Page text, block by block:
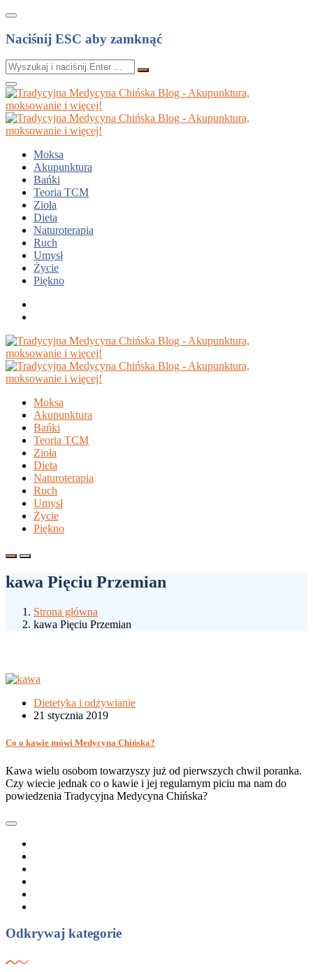
Naciśnij ESC aby zamknąć
Moksa
Akupunktura
Bańki
Teoria TCM
Zioła
Dieta
Naturoterapia
Ruch
Umysł
Życie
Piękno
Moksa
Akupunktura
Bańki
Teoria TCM
Zioła
Dieta
Naturoterapia
Ruch
Umysł
Życie
Piękno
kawa Pięciu Przemian
Strona główna
kawa Pięciu Przemian
Dietetyka i odżywianie
21 stycznia 2019
Co o kawie mówi Medycyna Chińska?
Kawa wielu osobom towarzyszy już od pierwszych chwil poranka.
Czy wiecie jednak co o kawie i jej regularnym piciu ma nam do
powiedzenia Tradycyjna Medycyna Chińska?
Odkrywaj kategorie